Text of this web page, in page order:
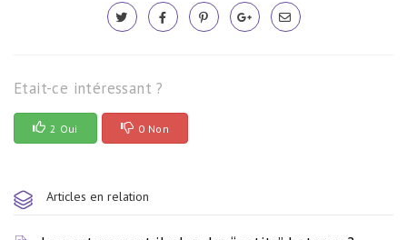
Etait-ce intéressant ?
2 Oui 0 Non
Articles en relation